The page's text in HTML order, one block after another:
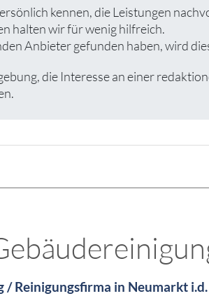
kennen, die Leistungen
halten wir für wenig hilfreich.
Anbieter gefunden haben, wird
die Interesse an einer
Reinigungsfirma in Neumarkt